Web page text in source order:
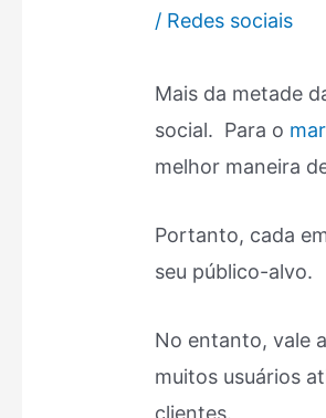
/ Redes sociais
Mais da metade
social. Para o
melhor maneira
Portanto, cada
seu público-alvo.
No entanto, vale
muitos usuários
clientes.